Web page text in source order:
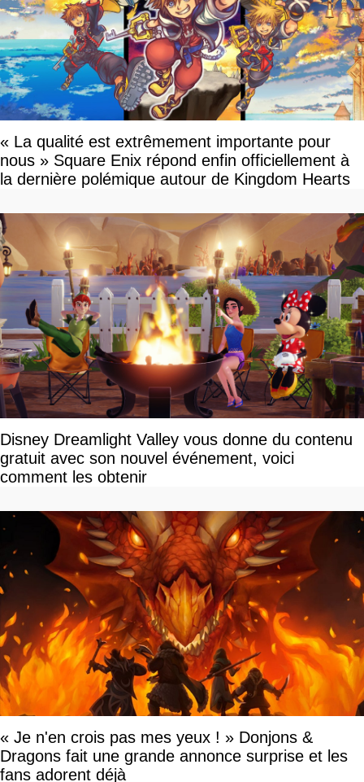
« La qualité est extrêmement importante pour
nous » Square Enix répond enfin officiellement à
la dernière polémique autour de Kingdom Hearts
Disney Dreamlight Valley vous donne du contenu
gratuit avec son nouvel événement, voici
comment les obtenir
« Je n'en crois pas mes yeux ! » Donjons &
Dragons fait une grande annonce surprise et les
fans adorent déjà